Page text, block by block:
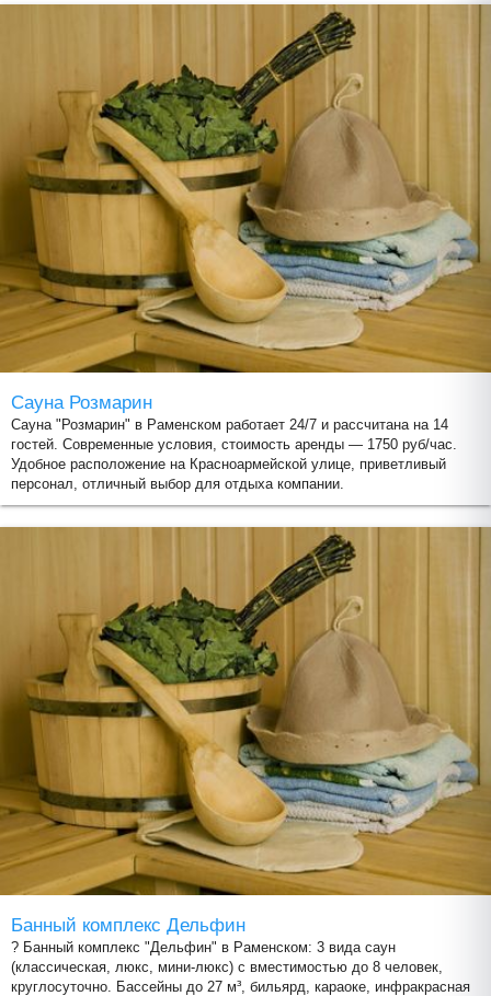
Сауна Розмарин
Сауна "Розмарин" в Раменском работает 24/7 и рассчитана на 14
гостей. Современные условия, стоимость аренды — 1750 руб/час.
Удобное расположение на Красноармейской улице, приветливый
персонал, отличный выбор для отдыха компании.
Банный комплекс Дельфин
? Банный комплекс "Дельфин" в Раменском: 3 вида саун
(классическая, люкс, мини-люкс) с вместимостью до 8 человек,
круглосуточно. Бассейны до 27 м³, бильярд, караоке, инфракрасная